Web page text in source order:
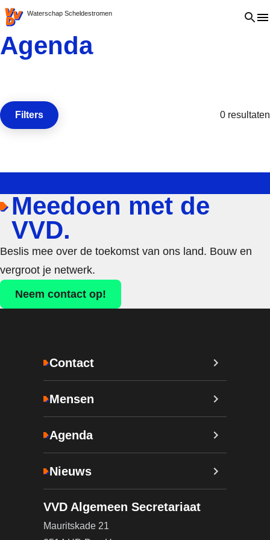
VVD.nl - Ga naar de homepage
Waterschap Scheldestromen Open
Agenda
Open de
Filters 0 resultaten
Meedoen met de
VVD.
Beslis mee over de toekomst van ons land. Bouw en
vergroot je netwerk.
Neem contact op!
Contact
Mensen
Agenda
Nieuws
VVD Algemeen Secretariaat
Mauritskade 21